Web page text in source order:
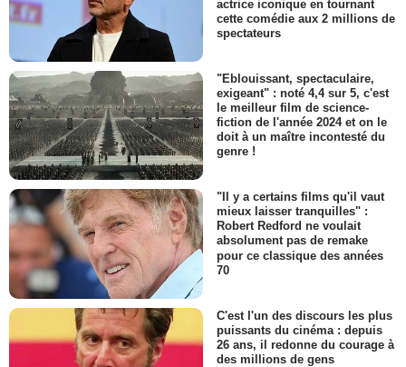
actrice iconique en tournant
cette comédie aux 2 millions de
spectateurs
"Eblouissant, spectaculaire,
exigeant" : noté 4,4 sur 5, c'est
le meilleur film de science-
fiction de l'année 2024 et on le
doit à un maître incontesté du
genre !
"Il y a certains films qu'il vaut
mieux laisser tranquilles" :
Robert Redford ne voulait
absolument pas de remake
pour ce classique des années
70
C'est l'un des discours les plus
puissants du cinéma : depuis
26 ans, il redonne du courage à
des millions de gens